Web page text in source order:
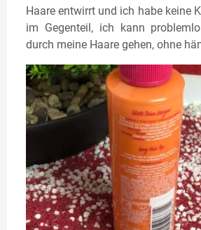
Haare entwirrt und ich habe keine
im Gegenteil, ich kann
durch meine Haare gehen, ohne